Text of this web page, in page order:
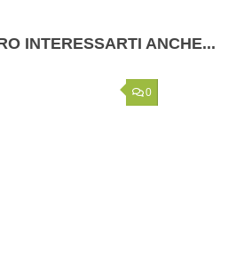
INTERESSARTI ANCHE...
0